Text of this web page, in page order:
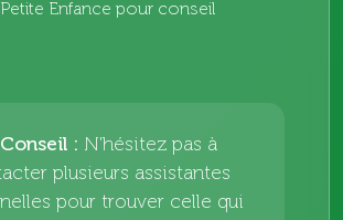
Petite Enfance pour conseil
: N'hésitez pas à
plusieurs assistantes
pour trouver celle qui